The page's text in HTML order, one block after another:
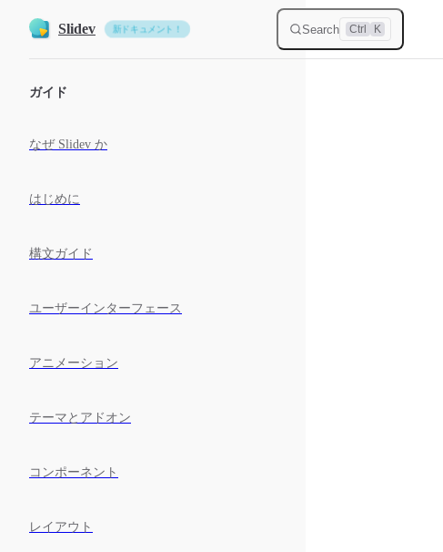
Skip to content
Slidev 新ドキュメント！ Search Ctrl K
ガイド
なぜ Slidev か
はじめに
構文ガイド
ユーザーインターフェース
アニメーション
テーマとアドオン
コンポーネント
レイアウト